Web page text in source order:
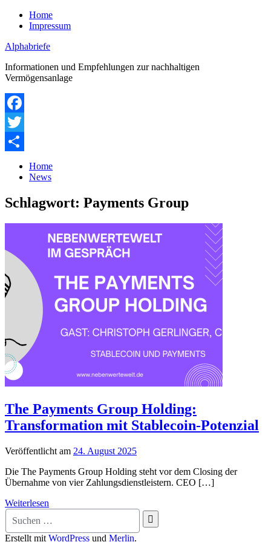
Zum
Inhalt
Home
Impressum
Alphabriefe
Informationen und Empfehlungen zur nachhaltigen
Vermögensanlage
Facebook
Twitter
Home
News
Schlagwort: Payments Group
The Payments Group Holding:
Transformation mit Stablecoin-Potenzial
Veröffentlicht am 24. August 2025
Die The Payments Group Holding steht vor dem Closing der
Übernahme von vier Zahlungsdienstleistern. CEO […]
Weiterlesen
Suche
nach:
Erstellt mit WordPress und Merlin.